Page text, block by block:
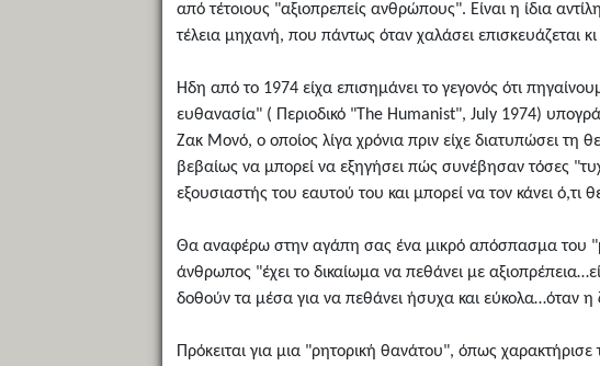
από τέτοιους "αξιοπρεπείς ανθρώπους". Είναι η ίδια
τέλεια μηχανή, που πάντως όταν χαλάσει επισκευάζεται κι
Ηδη από το 1974 είχα επισημάνει το γεγονός ότι
ευθανασία" ( Περιοδικό "The Humanist", July 1974)
Ζακ Μονό, ο οποίος λίγα χρόνια πριν είχε διατυπώσει τη
βεβαίως να μπορεί να εξηγήσει πώς συνέβησαν τόσες
εξουσιαστής του εαυτού του και μπορεί να τον κάνει
Θα αναφέρω στην αγάπη σας ένα μικρό απόσπασμα του
άνθρωπος "έχει το δικαίωμα να πεθάνει με
δοθούν τα μέσα για να πεθάνει ήσυχα και εύκολα…όταν η
Πρόκειται για μια "ρητορική θανάτου", όπως